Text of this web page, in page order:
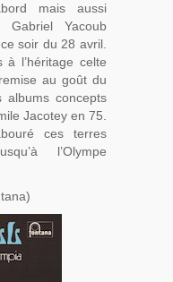
mais aussi
Gabriel Yacoub
soir du 28 avril.
à l’héritage celte
au goût du
albums concepts
Jacotey en 75.
ces terres
l’Olympe